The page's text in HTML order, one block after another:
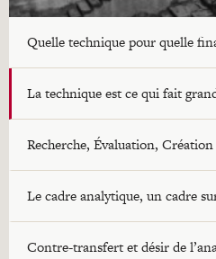
Quelle technique pour quelle
La technique est ce qui fait
Recherche, Évaluation,
Le cadre analytique, un cadre
Contre-transfert et désir de